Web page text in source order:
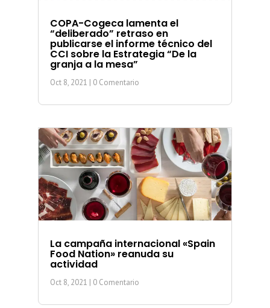
COPA-Cogeca lamenta el
“deliberado” retraso en
publicarse el informe técnico del
CCI sobre la Estrategia “De la
granja a la mesa”
Oct 8, 2021 | 0 Comentario
La campaña internacional «Spain
Food Nation» reanuda su
actividad
Oct 8, 2021 | 0 Comentario